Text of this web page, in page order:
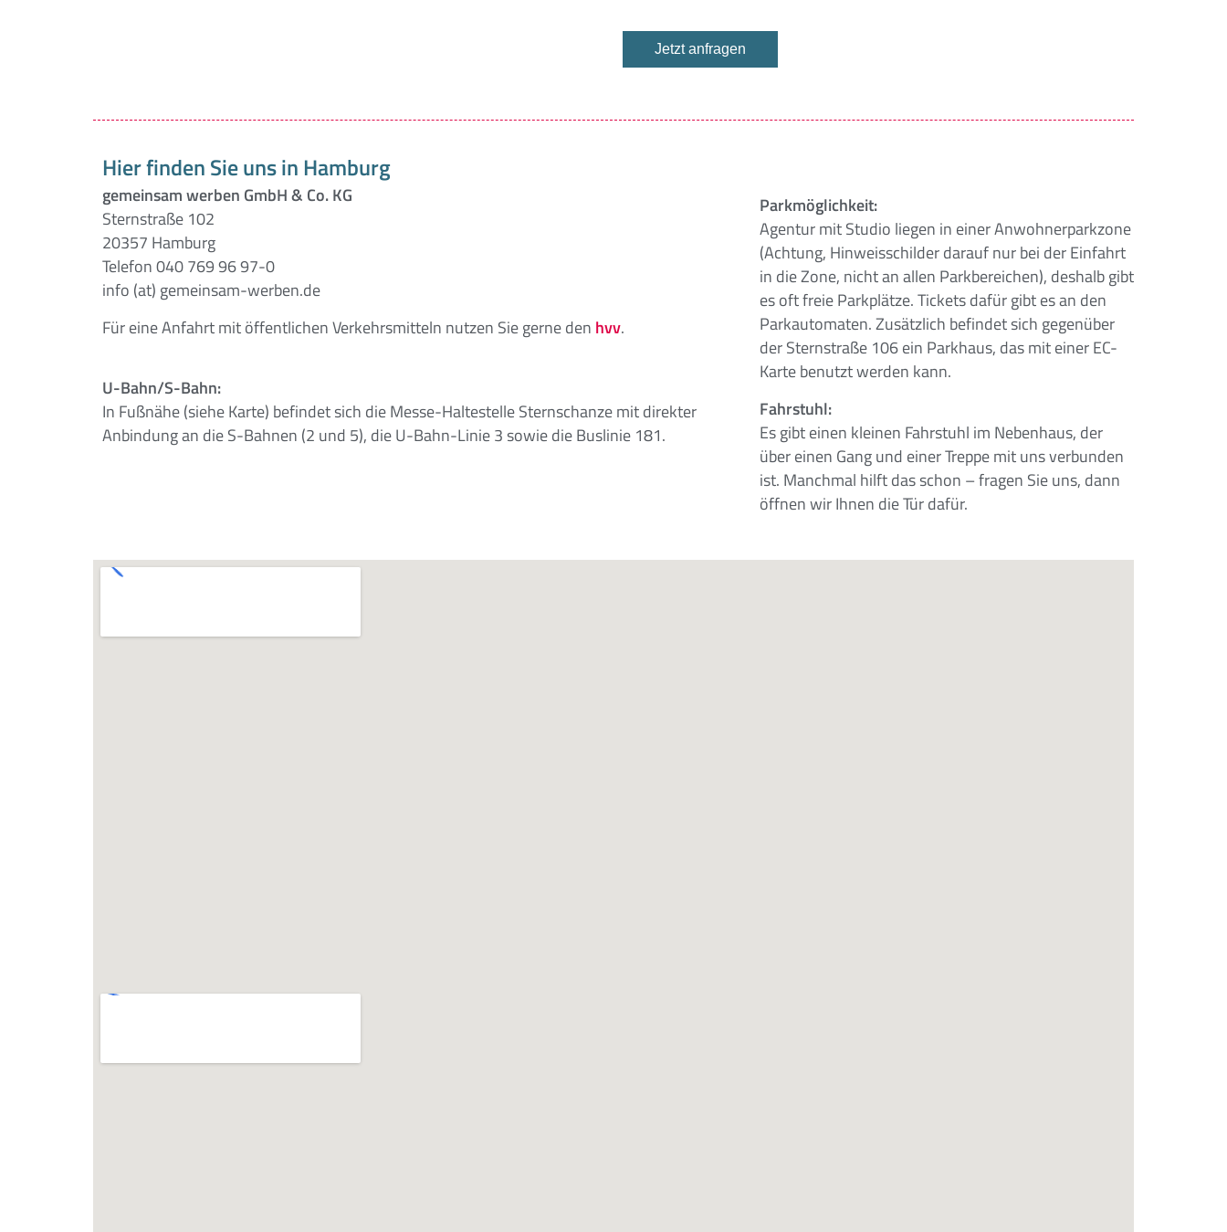
Jetzt anfragen
Hier finden Sie uns in Hamburg
gemeinsam werben GmbH & Co. KG
Sternstraße 102
20357 Hamburg
Telefon 040 769 96 97-0
info (at) gemeinsam-werben.de
Für eine Anfahrt mit öffentlichen Verkehrsmitteln nutzen Sie gerne den hvv.
U-Bahn/S-Bahn:
In Fußnähe (siehe Karte) befindet sich die Messe-Haltestelle Sternschanze mit direkter
Anbindung an die S-Bahnen (2 und 5), die U-Bahn-Linie 3 sowie die Buslinie 181.
Parkmöglichkeit:
Agentur mit Studio liegen in einer Anwohnerparkzone
(Achtung, Hinweisschilder darauf nur bei der Einfahrt
in die Zone, nicht an allen Parkbereichen), deshalb gibt
es oft freie Parkplätze. Tickets dafür gibt es an den
Parkautomaten. Zusätzlich befindet sich gegenüber
der Sternstraße 106 ein Parkhaus, das mit einer EC-
Karte benutzt werden kann.
Fahrstuhl:
Es gibt einen kleinen Fahrstuhl im Nebenhaus, der
über einen Gang und einer Treppe mit uns verbunden
ist. Manchmal hilft das schon – fragen Sie uns, dann
öffnen wir Ihnen die Tür dafür.